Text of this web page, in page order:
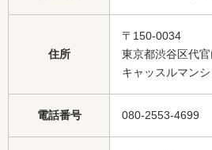
住所
〒150-0034
東京都渋谷区代
キャッスルマン
電話番号 080-2553-4699